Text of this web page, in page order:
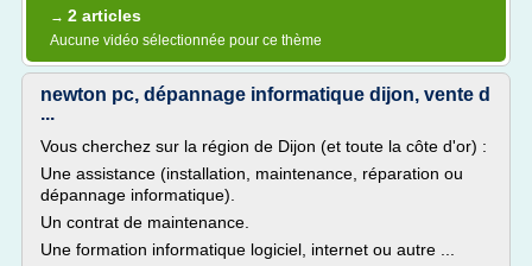
→ 2 articles
Aucune vidéo sélectionnée pour ce thème
newton pc, dépannage informatique dijon, vente d
...
Vous cherchez sur la région de Dijon (et toute la côte d'or) :
Une assistance (installation, maintenance, réparation ou
dépannage informatique).
Un contrat de maintenance.
Une formation informatique logiciel, internet ou autre ...